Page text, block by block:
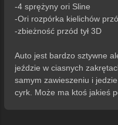
-4 sprężyny ori Sline
-Ori rozpórka kielichów
-zbieżność przód tył 3D
Auto jest bardzo sztywne
jeździe w ciasnych
samym zawieszeniu i
cyrk. Może ma ktoś jakieś